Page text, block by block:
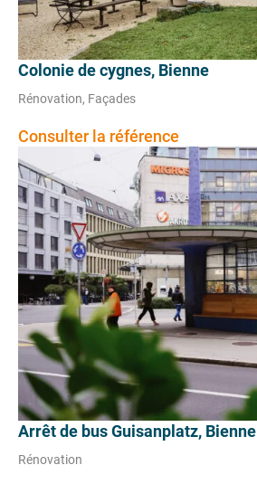
Colonie de cygnes, Bienne
Rénovation, Façades
Consulter la référence
Arrêt de bus Guisanplatz, Bienne
Rénovation